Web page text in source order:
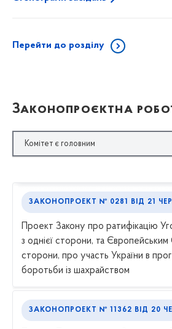
Перейти до розділу
Законопроєктна
Комітет є головним
ЗАКОНОПРОЕКТ № 0281 ВІД 21
Проект Закону про ратифікацію
з однієї сторони, та
сторони, про участь України в
боротьби із шахрайством
ЗАКОНОПРОЕКТ № 11362 ВІД 20